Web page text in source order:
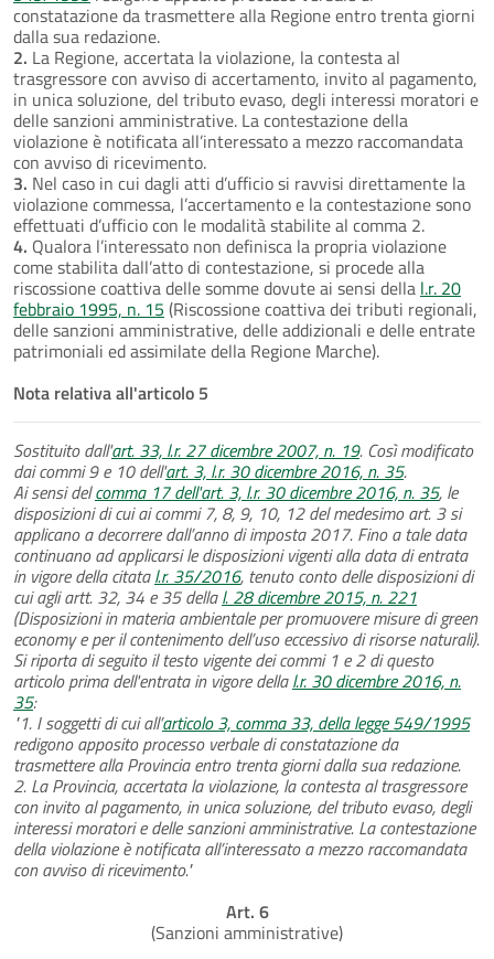
constatazione da trasmettere alla Regione entro trenta giorni
dalla sua redazione.
2. La Regione, accertata la violazione, la contesta al
trasgressore con avviso di accertamento, invito al pagamento,
in unica soluzione, del tributo evaso, degli interessi moratori e
delle sanzioni amministrative. La contestazione della
violazione è notificata all’interessato a mezzo raccomandata
con avviso di ricevimento.
3. Nel caso in cui dagli atti d’ufficio si ravvisi direttamente la
violazione commessa, l’accertamento e la contestazione sono
effettuati d’ufficio con le modalità stabilite al comma 2.
4. Qualora l’interessato non definisca la propria violazione
come stabilita dall’atto di contestazione, si procede alla
riscossione coattiva delle somme dovute ai sensi della l.r. 20
febbraio 1995, n. 15 (Riscossione coattiva dei tributi regionali,
delle sanzioni amministrative, delle addizionali e delle entrate
patrimoniali ed assimilate della Regione Marche).
Nota relativa all'articolo 5
Sostituito dall'art. 33, l.r. 27 dicembre 2007, n. 19. Così modificato
dai commi 9 e 10 dell'art. 3, l.r. 30 dicembre 2016, n. 35.
Ai sensi delcomma 17 dell'art. 3, l.r. 30 dicembre 2016, n. 35, le
disposizioni di cui ai commi 7, 8, 9, 10, 12 del medesimo art. 3 si
applicano a decorrere dall’anno di imposta 2017. Fino a tale data
continuano ad applicarsi le disposizioni vigenti alla data di entrata
in vigore della citatal.r. 35/2016, tenuto conto delle disposizioni di
cui agli artt. 32, 34 e 35 dellal. 28 dicembre 2015, n. 221
(Disposizioni in materia ambientale per promuovere misure di green
economy e per il contenimento dell’uso eccessivo di risorse naturali).
Si riporta di seguito il testo vigente dei commi 1 e 2 di questo
articolo prima dell'entrata in vigore dellal.r. 30 dicembre 2016, n.
35:
"1. I soggetti di cui all’articolo 3, comma 33, della legge 549/1995
redigono apposito processo verbale di constatazione da
trasmettere alla Provincia entro trenta giorni dalla sua redazione.
2. La Provincia, accertata la violazione, la contesta al trasgressore
con invito al pagamento, in unica soluzione, del tributo evaso, degli
interessi moratori e delle sanzioni amministrative. La contestazione
della violazione è notificata all’interessato a mezzo raccomandata
con avviso di ricevimento."
Art. 6
(Sanzioni amministrative)